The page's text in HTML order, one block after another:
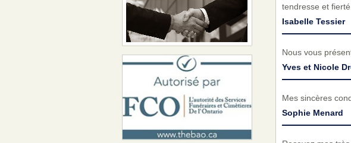
tendresse et
Isabelle Tessier
Nous vous
Yves et Nicole
Mes sincères
Sophie Menard